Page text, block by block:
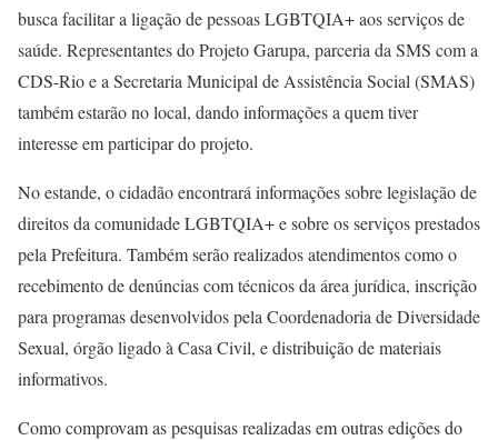
busca facilitar a ligação de pessoas LGBTQIA+ aos serviços de
saúde. Representantes do Projeto Garupa, parceria da SMS com a
CDS-Rio e a Secretaria Municipal de Assistência Social (SMAS)
também estarão no local, dando informações a quem tiver
interesse em participar do projeto.
No estande, o cidadão encontrará informações sobre legislação de
direitos da comunidade LGBTQIA+ e sobre os serviços prestados
pela Prefeitura. Também serão realizados atendimentos como o
recebimento de denúncias com técnicos da área jurídica, inscrição
para programas desenvolvidos pela Coordenadoria de Diversidade
Sexual, órgão ligado à Casa Civil, e distribuição de materiais
informativos.
Como comprovam as pesquisas realizadas em outras edições do